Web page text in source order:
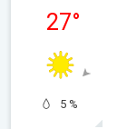
27°
5 %